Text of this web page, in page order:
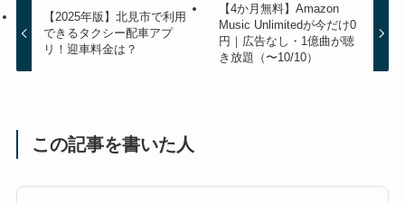
【2025年版】北見市で利用
できるタクシー配車アプ
リ！迎車料金は？
【4か月無料】Amazon
Music Unlimitedが今だけ0
円｜広告なし・1億曲が聴
き放題（〜10/10）
この記事を書いた人